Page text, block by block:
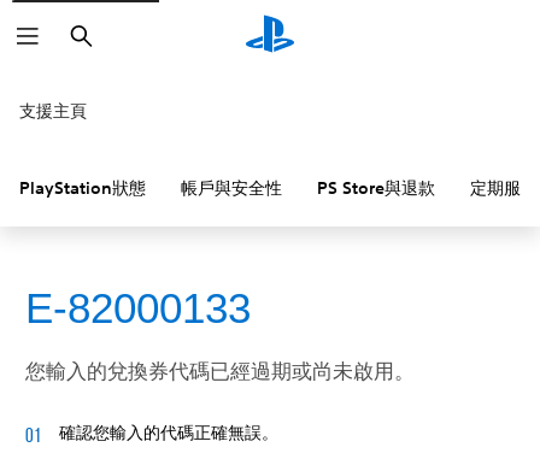
搜
尋
支援主頁
PlayStation狀態 帳戶與安全性 PS Store與退款 定期服務
E-82000133
您輸入的兌換券代碼已經過期或尚未啟用。
確認您輸入的代碼正確無誤。